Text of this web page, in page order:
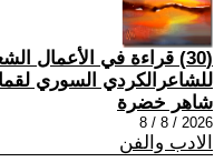
(30) قراءة في الأعمال
للشاعرالكردي السوري
شاهر خضرة
2026 / 8 / 8
الادب والفن